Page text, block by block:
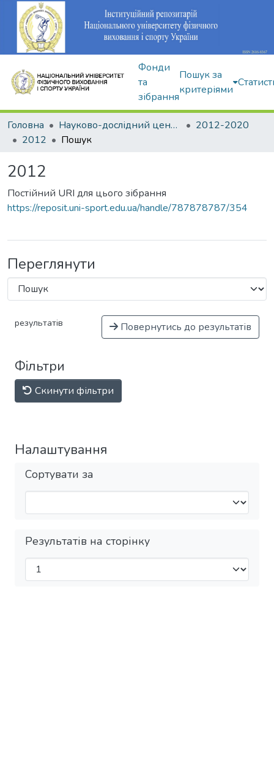
Фонди
та
зібрання
Пошук за
критеріями
Головна Науково-дослідний центр Інституту
2012-2020
2012
Пошук
2012
Постійний URI для цього зібрання
https://reposit.uni-sport.edu.ua/handle/787878787/354
Переглянути
результатів Повернутись до результатів
Фільтри
Скинути фільтри
Налаштування
Сортувати за
Результатів на сторінку